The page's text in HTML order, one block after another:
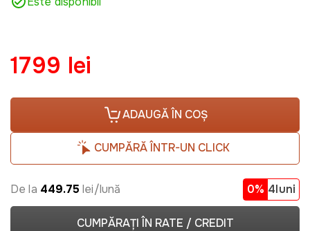
1799 lei
ADAUGĂ ÎN COȘ
CUMPĂRĂ ÎNTR-UN CLICK
De la 449.75 lei/lună 0% 4luni
CUMPĂRAȚI ÎN RATE / CREDIT